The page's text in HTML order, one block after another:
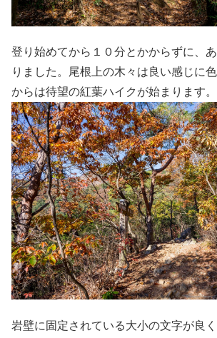
登り始めてから１０分とかからずに、
りました。尾根上の木々は良い感じに
からは待望の紅葉ハイクが始まります。
岩壁に固定されている大小の文字が良